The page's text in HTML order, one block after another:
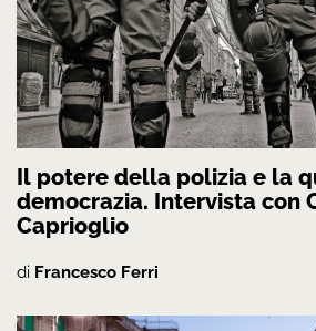
Il potere della polizia e la
democrazia. Intervista con
Caprioglio
di Francesco Ferri